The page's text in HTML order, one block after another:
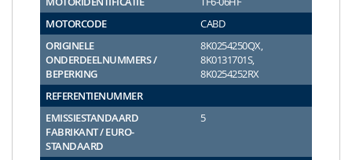
MOTORCODE
CABD
ORIGINELE
ONDERDEELNUMMERS /
BEPERKING
8K0254250QX,
8K0131701S,
8K0254252RX
REFERENTIENUMMER
EMISSIESTANDAARD
FABRIKANT / EURO-
STANDAARD
5